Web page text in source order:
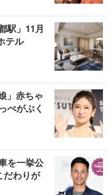
駅」11月
テル
」赤ちゃ
ぺがぷく
を一挙公
だわりが